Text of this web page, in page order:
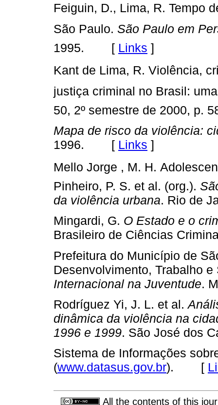
Feiguin, D., Lima, R. Tempo
São Paulo. São Paulo em
1995. [ Links ]
Kant de Lima, R. Violência,
justiça criminal no Brasil:
50, 2º semestre de 2000,
Mapa de risco da violência:
1996. [ Links ]
Mello Jorge , M. H.
Pinheiro, P. S. et al. (org.).
da violência urbana. Rio de
Mingardi, G. O Estado e o
Brasileiro de Ciências
Prefeitura do Município de
Desenvolvimento, Trabalho
Internacional na Juventude.
Rodríguez Yi, J. L. et al.
dinâmica da violência na
1996 e 1999. São José dos
Sistema de Informações
(www.datasus.gov.br). [
All the contents of this